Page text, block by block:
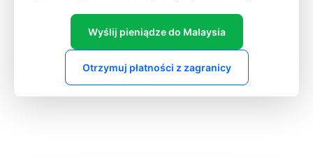
Wyślij pieniądze do Malaysia
Otrzymuj płatności z zagranicy